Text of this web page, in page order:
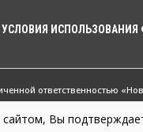
УСЛОВИЯ ИСПОЛЬЗОВАНИЯ
ответственностью
и
Вы